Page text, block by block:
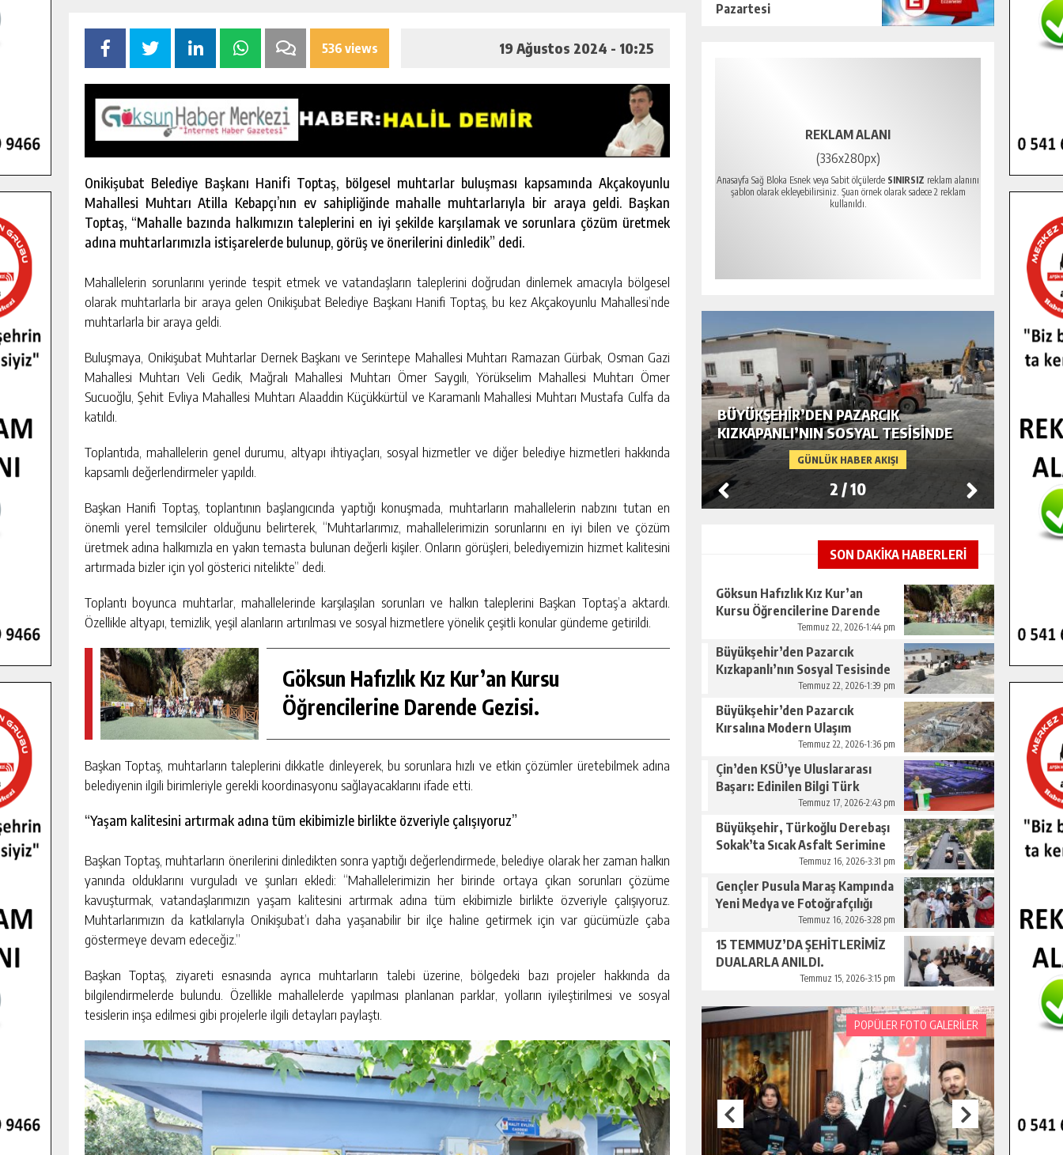
536 views 19 Ağustos 2024 - 10:25
Onikişubat Belediye Başkanı Hanifi Toptaş, bölgesel muhtarlar buluşması kapsamında Akçakoyunlu
Mahallesi Muhtarı Atilla Kebapçı’nın ev sahipliğinde mahalle muhtarlarıyla bir araya geldi. Başkan
Toptaş, “Mahalle bazında halkımızın taleplerini en iyi şekilde karşılamak ve sorunlara çözüm üretmek
adına muhtarlarımızla istişarelerde bulunup, görüş ve önerilerini dinledik” dedi.
Mahallelerin sorunlarını yerinde tespit etmek ve vatandaşların taleplerini doğrudan dinlemek amacıyla bölgesel
olarak muhtarlarla bir araya gelen Onikişubat Belediye Başkanı Hanifi Toptaş, bu kez Akçakoyunlu Mahallesi’nde
muhtarlarla bir araya geldi.
Buluşmaya, Onikişubat Muhtarlar Dernek Başkanı ve Serintepe Mahallesi Muhtarı Ramazan Gürbak, Osman Gazi
Mahallesi Muhtarı Veli Gedik, Mağralı Mahallesi Muhtarı Ömer Saygılı, Yörükselim Mahallesi Muhtarı Ömer
Sucuoğlu, Şehit Evliya Mahallesi Muhtarı Alaaddin Küçükkürtül ve Karamanlı Mahallesi Muhtarı Mustafa Culfa da
katıldı.
Toplantıda, mahallelerin genel durumu, altyapı ihtiyaçları, sosyal hizmetler ve diğer belediye hizmetleri hakkında
kapsamlı değerlendirmeler yapıldı.
Başkan Hanifi Toptaş, toplantının başlangıcında yaptığı konuşmada, muhtarların mahallelerin nabzını tutan en
önemli yerel temsilciler olduğunu belirterek, “Muhtarlarımız, mahallelerimizin sorunlarını en iyi bilen ve çözüm
üretmek adına halkımızla en yakın temasta bulunan değerli kişiler. Onların görüşleri, belediyemizin hizmet kalitesini
artırmada bizler için yol gösterici nitelikte” dedi.
Toplantı boyunca muhtarlar, mahallelerinde karşılaşılan sorunları ve halkın taleplerini Başkan Toptaş’a aktardı.
Özellikle altyapı, temizlik, yeşil alanların artırılması ve sosyal hizmetlere yönelik çeşitli konular gündeme getirildi.
Göksun Hafızlık Kız Kur’an Kursu
Öğrencilerine Darende Gezisi.
Başkan Toptaş, muhtarların taleplerini dikkatle dinleyerek, bu sorunlara hızlı ve etkin çözümler üretebilmek adına
belediyenin ilgili birimleriyle gerekli koordinasyonu sağlayacaklarını ifade etti.
“Yaşam kalitesini artırmak adına tüm ekibimizle birlikte özveriyle çalışıyoruz”
Başkan Toptaş, muhtarların önerilerini dinledikten sonra yaptığı değerlendirmede, belediye olarak her zaman halkın
yanında olduklarını vurguladı ve şunları ekledi: “Mahallelerimizin her birinde ortaya çıkan sorunları çözüme
kavuşturmak, vatandaşlarımızın yaşam kalitesini artırmak adına tüm ekibimizle birlikte özveriyle çalışıyoruz.
Muhtarlarımızın da katkılarıyla Onikişubat’ı daha yaşanabilir bir ilçe haline getirmek için var gücümüzle çaba
göstermeye devam edeceğiz.”
Başkan Toptaş, ziyareti esnasında ayrıca muhtarların talebi üzerine, bölgedeki bazı projeler hakkında da
bilgilendirmelerde bulundu. Özellikle mahallelerde yapılması planlanan parklar, yolların iyileştirilmesi ve sosyal
tesislerin inşa edilmesi gibi projelerle ilgili detayları paylaştı.
Pazartesi
REKLAM ALANI
(336x280px)
Anasayfa Sağ Bloka Esnek veya Sabit ölçülerde SINIRSIZ reklam alanını
şablon olarak ekleyebilirsiniz. Şuan örnek olarak sadece 2 reklam
kullanıldı.
GÜNLÜK HABER AKIŞI
KEŞFETTI.
GÜNLÜK HABER AKIŞI GÜNLÜK HABER AKIŞI
BÜYÜKŞEHIR’DEN PAZARCIK
KIZKAPANLI’NIN SOSYAL TESISINDE
ÇEVRE DÜZENLEMESI.
2 /10
SON DAKİKA HABERLERİ
Göksun Hafızlık Kız Kur’an
Kursu Öğrencilerine Darende
Temmuz 22, 2026-1:44 pm
Büyükşehir’den Pazarcık
Kızkapanlı’nın Sosyal Tesisinde
Çevre Düzenlemesi.Temmuz 22, 2026-1:39 pm
Büyükşehir’den Pazarcık
Kırsalına Modern Ulaşım
Temmuz 22, 2026-1:36 pm
Çin’den KSÜ’ye Uluslararası
Başarı: Edinilen Bilgi Türk
Tarımına Katkı Sağlayacak.
Temmuz 17, 2026-2:43 pm
Büyükşehir, Türkoğlu Derebaşı
Sokak’ta Sıcak Asfalt Serimine
Temmuz 16, 2026-3:31 pm
Gençler Pusula Maraş Kampında
Yeni Medya ve Fotoğrafçılığı
Temmuz 16, 2026-3:28 pm
15 TEMMUZ’DA ŞEHİTLERİMİZ
DUALARLA ANILDI.
Temmuz 15, 2026-3:15 pm
POPÜLER FOTO GALERİLER